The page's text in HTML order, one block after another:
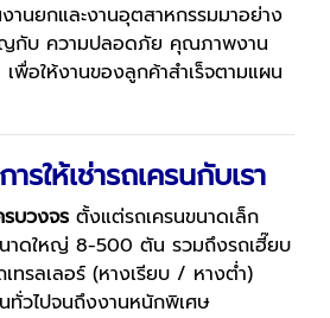
านยกและงานอุตสาหกรรมมาอย่าง
ญกับ ความปลอดภัย คุณภาพงาน
พื่อให้งานของลูกค้าสำเร็จตามแผน
รให้เช่ารถเครนกับเรา
รบวงจร ตั้งแต่รถเครนขนาดเล็ก
าดใหญ่ 8-500 ตัน รวมถึงรถเฮี๊ยบ
ทรลเลอร์ (หางเรียบ / หางต่ำ)
นทั่วไปจนถึงงานหนักพิเศษ